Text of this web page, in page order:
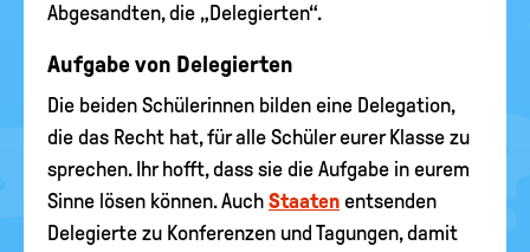
Abgesandten, die „Delegierten“.
Aufgabe von Delegierten
Die beiden Schülerinnen bilden eine Delegation,
die das Recht hat, für alle Schüler eurer Klasse zu
sprechen. Ihr hofft, dass sie die Aufgabe in eurem
Sinne lösen können. Auch Staaten entsenden
Delegierte zu Konferenzen und Tagungen, damit